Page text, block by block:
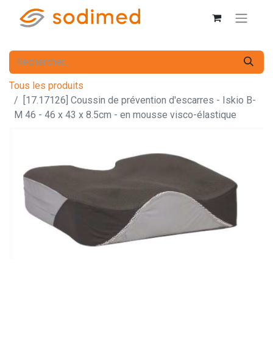
Tous les produits
[17.17126] Coussin de prévention d'escarres - Iskio B-
M 46 - 46 x 43 x 8.5cm - en mousse visco-élastique